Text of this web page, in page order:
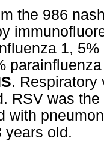
the 986
1,
. Respiratory
RSV was
with
years old.